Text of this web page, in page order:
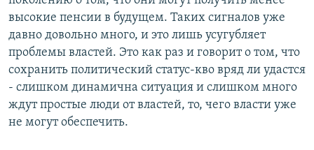
высокие пенсии в будущем. Таких сигналов уже
давно довольно много, и это лишь усугубляет
проблемы властей. Это как раз и говорит о том, что
сохранить политический статус-кво вряд ли удастся
- слишком динамична ситуация и слишком много
ждут простые люди от властей, то, чего власти уже
не могут обеспечить.